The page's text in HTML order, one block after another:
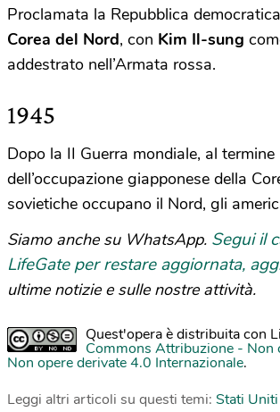
Proclamata la Repubblica
Corea del Nord, con Kim Il-sung
addestrato nell’Armata rossa.
1945
Dopo la II Guerra mondiale, al termine
dell’occupazione giapponese della
sovietiche occupano il Nord, gli
Siamo anche su WhatsApp. Segui il
LifeGate per restare aggiornata,
ultime notizie e sulle nostre attività.
Quest'opera è distribuita con
Commons Attribuzione - Non
Non opere derivate 4.0 Internazionale.
Leggi altri articoli su questi temi: Stati